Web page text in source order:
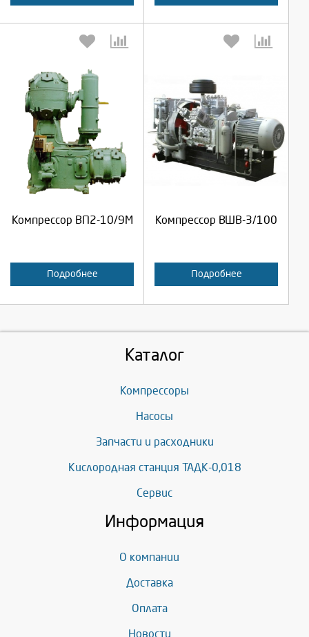
Компрессор ВП2-10/9М
Подробнее
Выберите количество:
Продолжить
Отмена Компрессор ВШВ-3/100
Подробнее
Выберите количество:
Отмена
Каталог
Компрессоры
Насосы
Запчасти и расходники
Кислородная станция ТАДК-0,018
Сервис
Информация
О компании
Доставка
Оплата
Новости